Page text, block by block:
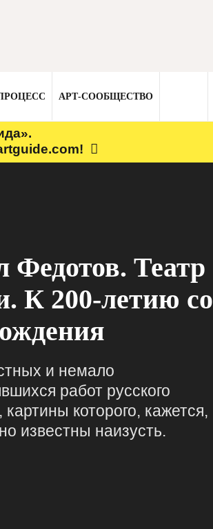
АРТ-СООБЩЕСТВО
Федотов. Театр
К 200-летию со
и немало
работ русского
картины которого, кажется,
известны наизусть.